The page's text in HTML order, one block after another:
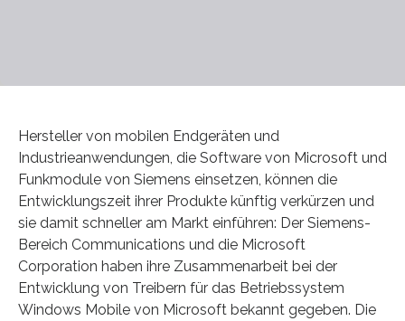
Hersteller von mobilen Endgeräten und
Industrieanwendungen, die Software von Microsoft und
Funkmodule von Siemens einsetzen, können die
Entwicklungszeit ihrer Produkte künftig verkürzen und
sie damit schneller am Markt einführen: Der Siemens-
Bereich Communications und die Microsoft
Corporation haben ihre Zusammenarbeit bei der
Entwicklung von Treibern für das Betriebssystem
Windows Mobile von Microsoft bekannt gegeben. Die